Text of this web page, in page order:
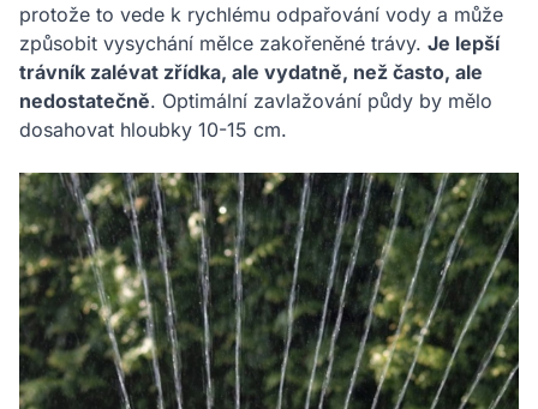
protože to vede k rychlému odpařování vody a může
způsobit vysychání mělce zakořeněné trávy. Je lepší
trávník zalévat zřídka, ale vydatně, než často, ale
nedostatečně. Optimální zavlažování půdy by mělo
dosahovat hloubky 10-15 cm.